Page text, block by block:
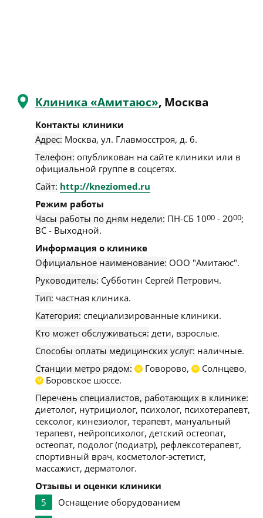
Клиника «Амитаюс», Москва
Контакты клиники
Адрес: Москва, ул. Главмосстроя, д. 6.
Телефон: опубликован на сайте клиники или в
официальной группе в соцсетях.
Сайт: http://kneziomed.ru
Режим работы
Часы работы по дням недели: ПН-СБ 1000 - 2000;
ВС - Выходной.
Информация о клинике
Официальное наименование: ООО "Амитаюс".
Руководитель: Субботин Сергей Петрович.
Тип: частная клиника.
Категория: специализированные клиники.
Кто может обслуживаться: дети, взрослые.
Способы оплаты медицинских услуг: наличные.
Станции метро рядом:
М Говорово, М Солнцево,
М
Боровское шоссе.
Перечень специалистов, работающих в клинике:
диетолог, нутрициолог, психолог, психотерапевт,
сексолог, кинезиолог, терапевт, мануальный
терапевт, нейропсихолог, детский остеопат,
остеопат, подолог (подиатр), рефлексотерапевт,
спортивный врач, косметолог-эстетист,
массажист, дерматолог.
Отзывы и оценки клиники
5
Оснащение оборудованием